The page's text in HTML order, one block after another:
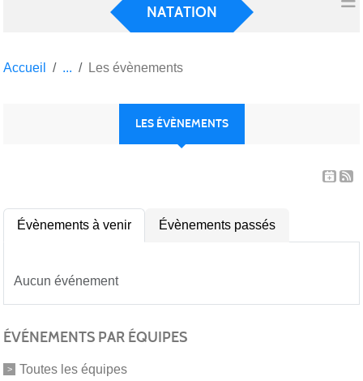
NATATION
Accueil Les évènements
LES ÉVÈNEMENTS
Évènements à venir Évènements passés
Aucun événement
ÉVÉNEMENTS PAR ÉQUIPES
Toutes les équipes